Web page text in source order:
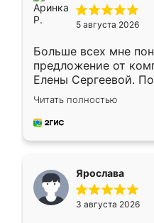
5 августа 2026
Больше всех мне
предложение от
Елены Сергеевой.
короткие сроки
для замера
предложил по моему
Читать полностью
Ярослава
3 августа 2026